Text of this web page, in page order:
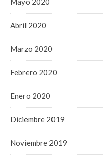
Abril 2020
Marzo 2020
Febrero 2020
Enero 2020
Diciembre 2019
Noviembre 2019